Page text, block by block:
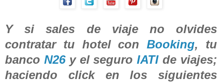
Y si sales de viaje no olvides
contratar tu hotel conBooking, tu
banco N26y el seguroIATI de viajes;
haciendo click en los siguientes